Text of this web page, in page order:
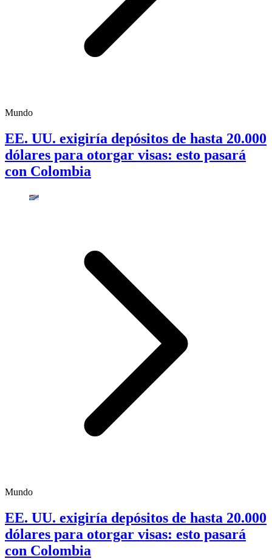
Mundo
EE. UU. exigiría depósitos de hasta 20.000
dólares para otorgar visas: esto pasará
con Colombia
Mundo
EE. UU. exigiría depósitos de hasta 20.000
dólares para otorgar visas: esto pasará
con Colombia